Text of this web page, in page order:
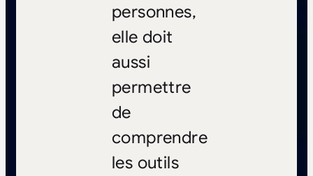
personnes,
elle doit
aussi
permettre
de
comprendre
les outils